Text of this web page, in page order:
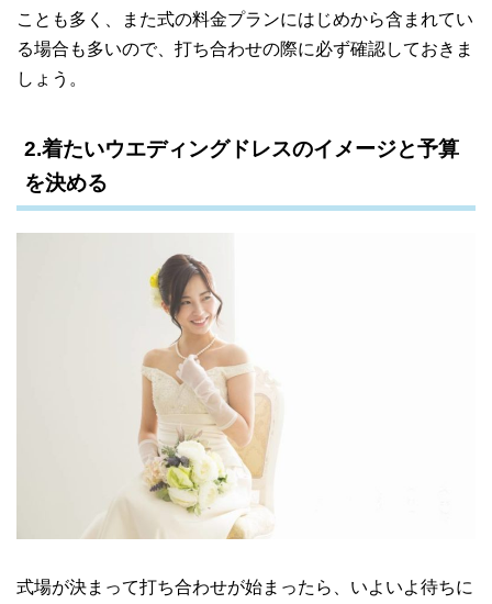
ことも多く、また式の料金プランにはじめから含まれてい
る場合も多いので、打ち合わせの際に必ず確認しておきま
しょう。
2.着たいウエディングドレスのイメージと予算
を決める
式場が決まって打ち合わせが始まったら、いよいよ待ちに